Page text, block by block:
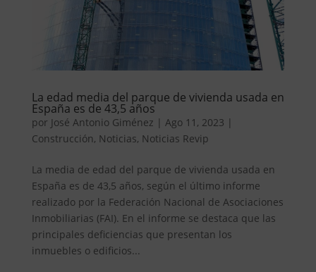
La edad media del parque de vivienda usada en
España es de 43,5 años
por José Antonio Giménez | Ago 11, 2023 |
Construcción, Noticias, Noticias Revip
La media de edad del parque de vivienda usada en
España es de 43,5 años, según el último informe
realizado por la Federación Nacional de Asociaciones
Inmobiliarias (FAI). En el informe se destaca que las
principales deficiencias que presentan los
inmuebles o edificios...